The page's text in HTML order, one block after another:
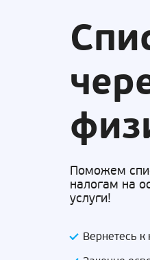
Поможем
налогам на
услуги!
Вернетесь